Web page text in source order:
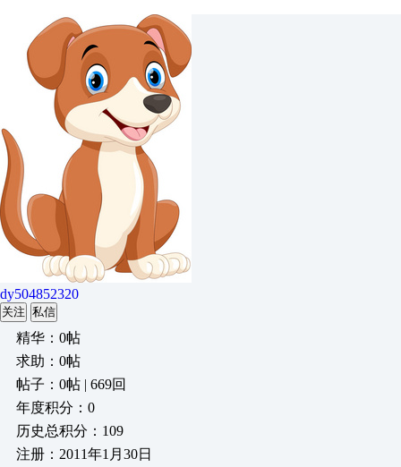
dy504852320
关注 私信
精华：0帖
求助：0帖
帖子：0帖 | 669回
年度积分：0
历史总积分：109
注册：2011年1月30日